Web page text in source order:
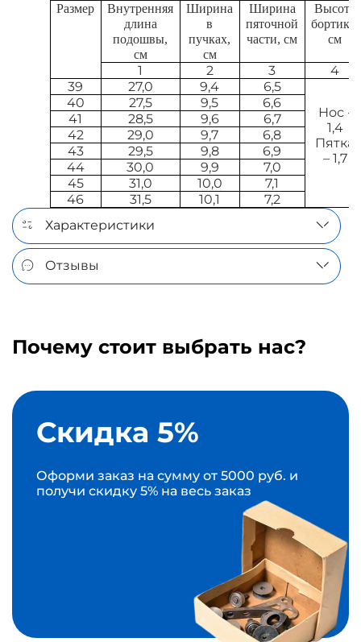
Размер
Внутренняя
длина
подошвы,
см
Ширина
в
пучках,
см
Ширина
пяточной
части, см
Высота
бортика,
см
1 2 3
4
39
27,0 9,4
6,5
Нос -
1,4
Пятка
– 1,7
40 27,5 9,5
6,6
41
28,5 9,6
6,7
42
29,0 9,7
6,8
43
29,5 9,8
6,9
44
30,0 9,9
7,0
45
31,0 10,0
7,1
46
31,5 10,1
7,2
Характеристики
Отзывы
Почему стоит выбрать нас?
Скидка 5%
Оформи заказ на сумму от 5000 руб. и
получи скидку 5% на весь заказ